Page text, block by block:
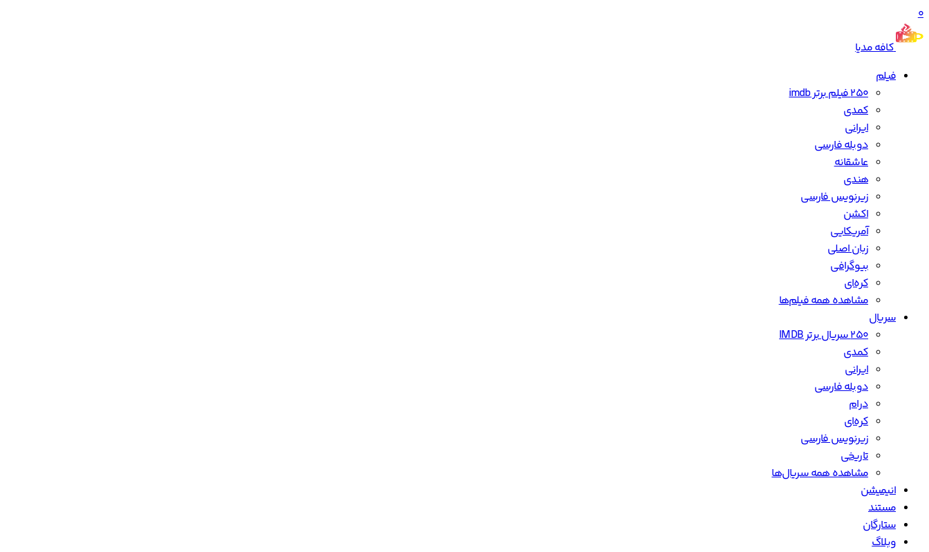
0
کافه مدیا
فیلم
250 فیلم برتر imdb
کمدی
ایرانی
دوبله فارسی
عاشقانه
هندی
زیرنویس فارسی
اکشن
آمریکایی
زبان اصلی
بیوگرافی
کره‌ای
مشاهده همه فیلم‌ها
سریال
۲۵۰ سریال برتر IMDB
کمدی
ایرانی
دوبله فارسی
درام
کره‌ای
زیرنویس فارسی
تاریخی
مشاهده همه سریال‌ها
انیمیشن
مستند
ستارگان
وبلاگ